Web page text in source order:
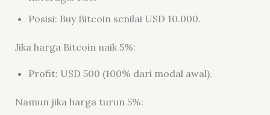
Posisi: Buy Bitcoin senilai USD 10.000.
Jika harga Bitcoin naik 5%:
Profit: USD 500 (100% dari modal awal).
Namun jika harga turun 5%: